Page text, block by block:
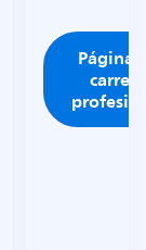
Página
carrera